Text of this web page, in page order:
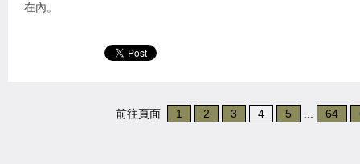
在內。
前往頁面 1 2 3 4 5 64